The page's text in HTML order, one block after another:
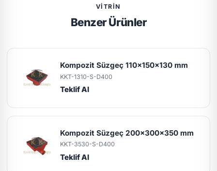
VITRIN
Benzer Ürünler
Kompozit Süzgeç 110x150x130 mm
KKT-1310-S-D400
Teklif Al
Kompozit Süzgeç 200x300x350 mm
KKT-3530-S-D400
Teklif Al